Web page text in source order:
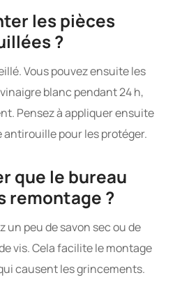
les pièces
?
Vous pouvez ensuite les
blanc pendant 24 h,
Pensez à appliquer ensuite
pour les protéger.
que le bureau
remontage ?
un peu de savon sec ou de
vis. Cela facilite le montage
causent les grincements.